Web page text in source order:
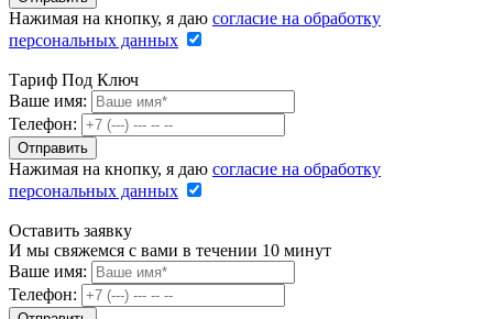
Нажимая на кнопку, я даю согласие на обработку
персональных данных
Тариф Под Ключ
Ваше имя:
Телефон:
Нажимая на кнопку, я даю согласие на обработку
персональных данных
Оставить заявку
И мы свяжемся с вами в течении 10 минут
Ваше имя:
Телефон: